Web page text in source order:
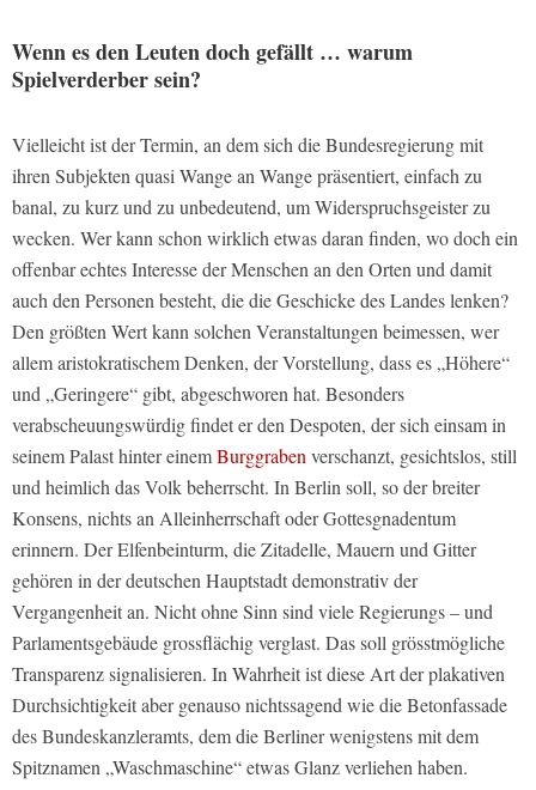
Wenn es den Leuten doch gefällt … warum
Spielverderber sein?
Vielleicht ist der Termin, an dem sich die Bundesregierung mit
ihren Subjekten quasi Wange an Wange präsentiert, einfach zu
banal, zu kurz und zu unbedeutend, um Widerspruchsgeister zu
wecken. Wer kann schon wirklich etwas daran finden, wo doch ein
offenbar echtes Interesse der Menschen an den Orten und damit
auch den Personen besteht, die die Geschicke des Landes lenken?
Den größten Wert kann solchen Veranstaltungen beimessen, wer
allem aristokratischem Denken, der Vorstellung, dass es „Höhere“
und „Geringere“ gibt, abgeschworen hat. Besonders
verabscheuungswürdig findet er den Despoten, der sich einsam in
seinem Palast hinter einemBurggraben verschanzt, gesichtslos, still
und heimlich das Volk beherrscht. In Berlin soll, so der breiter
Konsens, nichts an Alleinherrschaft oder Gottesgnadentum
erinnern. Der Elfenbeinturm, die Zitadelle, Mauern und Gitter
gehören in der deutschen Hauptstadt demonstrativ der
Vergangenheit an. Nicht ohne Sinn sind viele Regierungs – und
Parlamentsgebäude grossflächig verglast. Das soll grösstmögliche
Transparenz signalisieren. In Wahrheit ist diese Art der plakativen
Durchsichtigkeit aber genauso nichtssagend wie die Betonfassade
des Bundeskanzleramts, dem die Berliner wenigstens mit dem
Spitznamen „Waschmaschine“ etwas Glanz verliehen haben.